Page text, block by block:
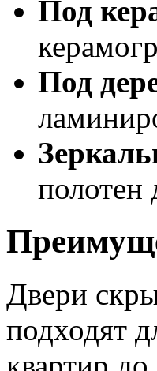
Под
Под
полотен
Двери
подходят